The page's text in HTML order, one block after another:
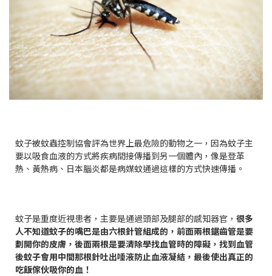
蚊子被蚊蟲控制協會評為世界上最危險的動物之一，因為蚊子主
要以吸食血液的方式將疾病間接傳播到另一個體內，像是登革
熱、黃熱病、日本腦炎都是病媒蚊通過這樣的方式快速傳播。
蚊子是重度近視患者，主要是通過頭部及腿部的感知器官， 很多
人不知道蚊子的嘴巴是由六根針管組成的，前面兩根鋸齒管是要
劃開你的皮膚，後面兩根是要清除學找血管時的障礙，找到血管
後蚊子會用中間那根針吐出唾液防止血液凝結，最後使出真正的
吃飯傢伙吸你的血！